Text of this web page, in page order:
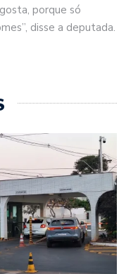
porque só
disse a deputada.